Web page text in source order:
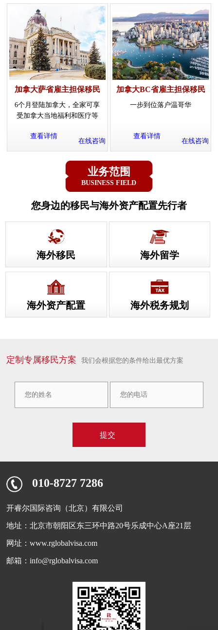
加拿大萨省雇主担保移民
6个月登陆加拿大，全家可享
受加拿大当地福利和医疗等
查看详情
在线咨询
加拿大BC省雇主担保移民
一步到位落户温哥华
查看详情
在线咨询
业务范围
BUSINESS FIELD
您身边的移民与海外资产配置先行者
海外移民 海外留学
海外资产配置 海外税务规划
定制专属移民方案 我们会根据您的条件给出最优方案
010-8727 7286
开睿尔国际咨询（北京）有限公司
地址：北京市朝阳区东三环中路20号乐成中心A座21层
网址：www.rglobalvisa.com
邮箱：info@rglobalvisa.com